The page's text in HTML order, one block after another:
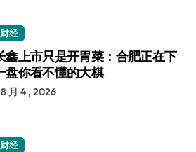
财经
鑫上市只是开胃菜：合肥正在下
盘你看不懂的大棋
8 月 4 , 2026
财经